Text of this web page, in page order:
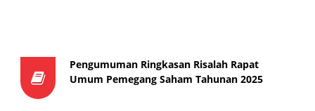
Pengumuman Ringkasan Risalah Rapat
Umum Pemegang Saham Tahunan 2025